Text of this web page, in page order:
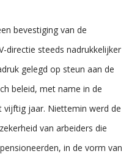
bevestiging van de
directie steeds nadrukkelijker
gelegd op steun aan de
beleid, met name in de
jaar. Niettemin werd de
van arbeiders die
in de vorm van